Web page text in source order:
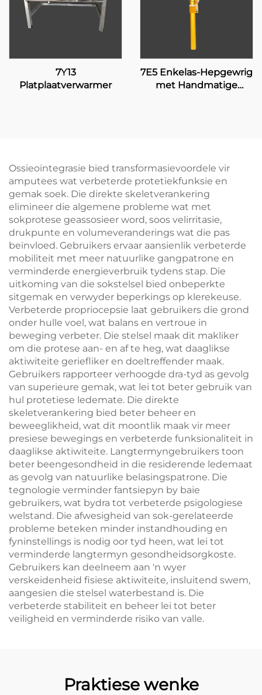
7Y13
Platplaatverwarmer
7E5 Enkelas-Hepgewrig
met Handmatige
Ossieointegrasie bied transformasievoordele vir
amputees wat verbeterde protetiekfunksie en
gemak soek. Die direkte skeletverankering
elimineer die algemene probleme wat met
sokprotese geassosieer word, soos velirritasie,
drukpunte en volumeveranderings wat die pas
beïnvloed. Gebruikers ervaar aansienlik verbeterde
mobiliteit met meer natuurlike gangpatrone en
verminderde energieverbruik tydens stap. Die
uitkoming van die sokstelsel bied onbeperkte
sitgemak en verwyder beperkings op klerekeuse.
Verbeterde propriocepsie laat gebruikers die grond
onder hulle voel, wat balans en vertroue in
beweging verbeter. Die stelsel maak dit makliker
om die protese aan- en af te heg, wat daaglikse
aktiwiteite geriefliker en doeltreffender maak.
Gebruikers rapporteer verhoogde dra-tyd as gevolg
van superieure gemak, wat lei tot beter gebruik van
hul protetiese ledemate. Die direkte
skeletverankering bied beter beheer en
beweeglikheid, wat dit moontlik maak vir meer
presiese bewegings en verbeterde funksionaliteit in
daaglikse aktiwiteite. Langtermyngebruikers toon
beter beengesondheid in die residerende ledemaat
as gevolg van natuurlike belasingspatrone. Die
tegnologie verminder fantsiepyn by baie
gebruikers, wat bydra tot verbeterde psigologiese
welstand. Die afwesigheid van sok-gerelateerde
probleme beteken minder instandhouding en
fyninstellings is nodig oor tyd heen, wat lei tot
verminderde langtermyn gesondheidsorgkoste.
Gebruikers kan deelneem aan 'n wyer
verskeidenheid fisiese aktiwiteite, insluitend swem,
aangesien die stelsel waterbestand is. Die
verbeterde stabiliteit en beheer lei tot beter
veiligheid en verminderde risiko van valle.
Praktiese wenke